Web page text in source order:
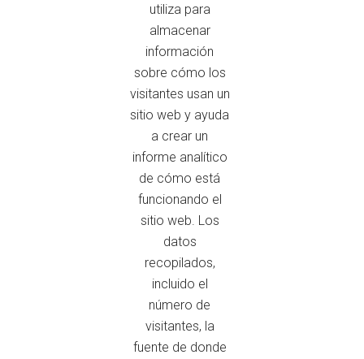
utiliza para
almacenar
información
sobre cómo los
visitantes usan un
sitio web y ayuda
a crear un
informe analítico
de cómo está
funcionando el
sitio web. Los
datos
recopilados,
incluido el
número de
visitantes, la
fuente de donde